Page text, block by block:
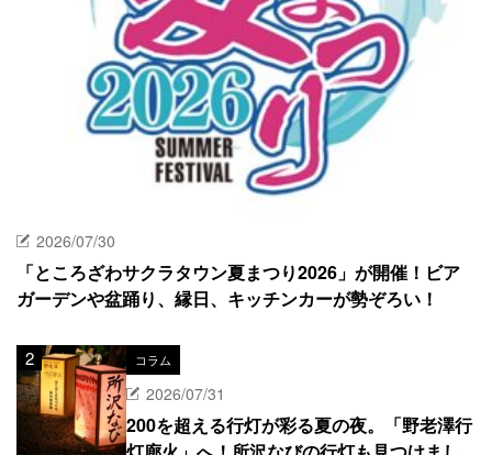
2026/07/30
「ところざわサクラタウン夏まつり2026」が開催！ビア
ガーデンや盆踊り、縁日、キッチンカーが勢ぞろい！
コラム
2026/07/31
200を超える行灯が彩る夏の夜。「野老澤行